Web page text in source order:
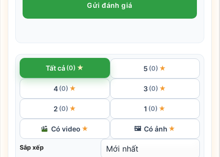
Gửi đánh giá
Tất cả (0) ★ 5 (0) ★
4 (0) ★ 3 (0) ★
2 (0) ★ 1 (0) ★
Có video ★ 🖼 Có ảnh ★
Sắp xếp